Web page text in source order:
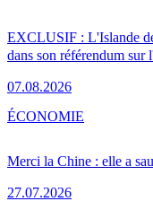
EXCLUSIF : L'Islande
dans son référendum sur
07.08.2026
Merci la Chine : elle a
27.07.2026
ÉCONOMIE